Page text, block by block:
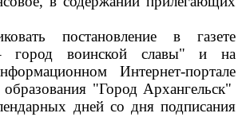
постановление в газете
город воинской славы" и на
Интернет-портале
"Город Архангельск"
дней со дня подписания